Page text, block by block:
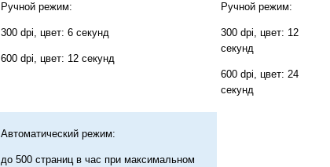
Ручной режим:
300 dpi, цвет: 6 секунд
600 dpi, цвет: 12 секунд
Ручной режим:
300 dpi, цвет: 12
секунд
600 dpi, цвет: 24
секунд
Автоматический режим:
до 500 страниц в час при максимальном